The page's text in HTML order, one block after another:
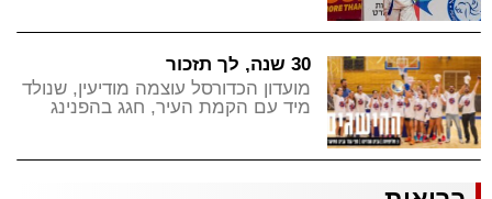
30 שנה, לך תזכור
מועדון הכדורסל עוצמה מודיעין, שנולד
מיד עם הקמת העיר, חגג בהפנינג